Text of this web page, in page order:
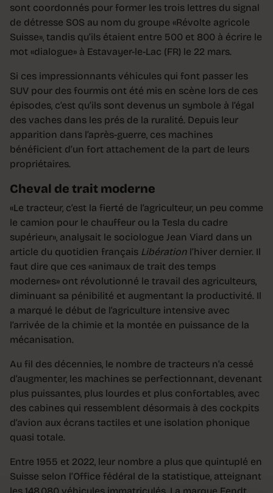
sont coordonnés pour former les trois lettres du signal
de détresse SOS au nom du groupe «Révolte agricole
Suisse», tandis qu’ils étaient entre 500 et 800 à écrire le
mot «dialogue» à Estavayer-le-Lac (FR) le 22 mars.
Si ces impressionnants véhicules qui font passer les
SUV pour des fourmis ont été mis en scène lors de ces
épisodes, c’est qu’ils sont devenus un symbole à l’égal
des vaches dans les prés de la ruralité. Depuis leur
apparition dans l’après-guerre, ces machines
bénéficient d’un fort attachement de la part de leurs
propriétaires.
Cheval de trait moderne
«Le tracteur, c’est la fierté de l’agriculteur, un peu comme
le camion pour le chauffeur ou la Tesla du cadre
supérieur», analysait le sociologue Jean Viard dans un
article du quotidien français Libération l’hiver dernier. Il
faut dire que ces «animaux de trait des temps
modernes» ont révolutionné le travail des agriculteurs,
diminuant sa pénibilité et augmentant la productivité. Il
a marqué le début de l’agriculture intensive avec
l’arrivée de la chimie et la montée en puissance de la
mécanisation.
Au fil des décennies, le nombre de tracteurs n’a cessé
d’augmenter, les machines se perfectionnant, devenant
plus puissantes, plus lourdes et plus confortables, avec
des cabines qui ressemblent désormais à des cockpits
d’avion aux écrans tactiles et une isolation phonique
quasi totale.
Entre 1955 et 2022, leur nombre a plus que quintuplé en
Suisse selon l’Office fédéral de la statistique, atteignant